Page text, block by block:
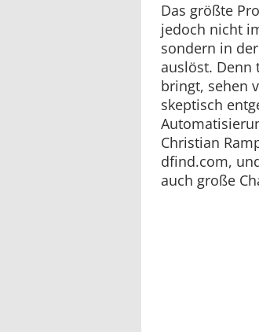
Das größte
jedoch nicht
sondern in
auslöst. Denn
bringt, sehen
skeptisch
Christian
dfind.com,
auch große